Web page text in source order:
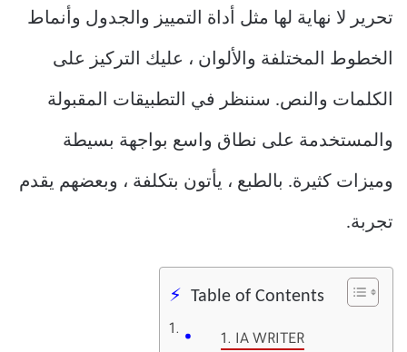
تحرير لا نهاية لها مثل أداة التمييز والجدول وأنماط
الخطوط المختلفة والألوان ، عليك التركيز على
الكلمات والنص. سننظر في التطبيقات المقبولة
والمستخدمة على نطاق واسع بواجهة بسيطة
وميزات كثيرة. بالطبع ، يأتون بتكلفة ، وبعضهم يقدم
تجربة.
Table of Contents
1. IA WRITER